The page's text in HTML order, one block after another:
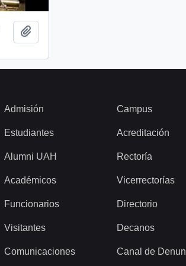
Admisión
Estudiantes
Alumni UAH
Académicos
Funcionarios
Visitantes
Comunicaciones
Campus
Acreditación
Rectoría
Vicerrectorías
Directorio
Decanos
Canal de